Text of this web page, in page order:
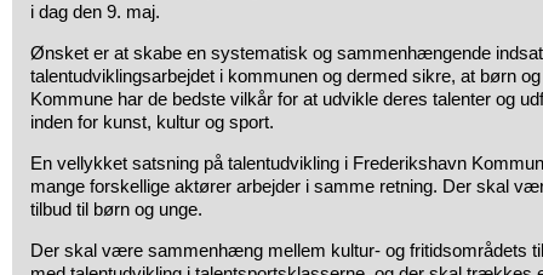
i dag den 9. maj.
Ønsket er at skabe en systematisk og sammenhængende
talentudviklingsarbejdet i kommunen og dermed sikre, at børn
Kommune har de bedste vilkår for at udvikle deres talenter og
inden for kunst, kultur og sport.
En vellykket satsning på talentudvikling i Frederikshavn
mange forskellige aktører arbejder i samme retning. Der skal
tilbud til børn og unge.
Der skal være sammenhæng mellem kultur- og fritidsområdets